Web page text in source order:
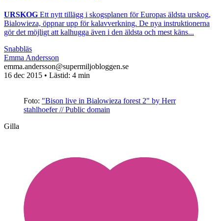
URSKOG Ett nytt tillägg i skogsplanen för Europas äldsta urskog,
Bialowieza, öppnar upp för kalavverkning. De nya instruktionerna
gör det möjligt att kalhugga även i den äldsta och mest käns...
Snabbläs
Emma Andersson
emma.andersson@supermiljobloggen.se
16 dec 2015 • Lästid: 4 min
Foto: "Bison live in Bialowieza forest 2" by Herr
stahlhoefer // Public domain
Gilla